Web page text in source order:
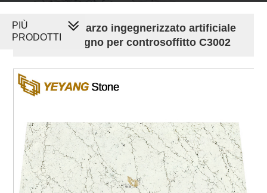
Lastre di quarzo ingegnerizzato artificiale
bianco in legno per controsoffitto C3002
PIÙ
PRODOTTI